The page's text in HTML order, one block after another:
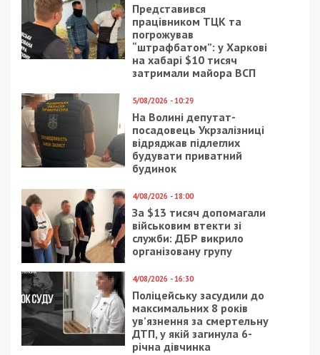
Представився
працівником ТЦК та
погрожував
“штрафбатом”: у Харкові
на хабарі $10 тисяч
затримали майора ВСП
5/08/2026 - 10:29
На Волині депутат-
посадовець Укрзалізниці
відряджав підлеглих
будувати приватний
будинок
4/08/2026 - 18:00
За $13 тисяч допомагали
військовим втекти зі
служби: ДБР викрило
організовану групу
4/08/2026 - 16:30
Поліцейську засудили до
максимальних 8 років
ув’язнення за смертельну
ДТП, у якій загинула 6-
річна дівчинка